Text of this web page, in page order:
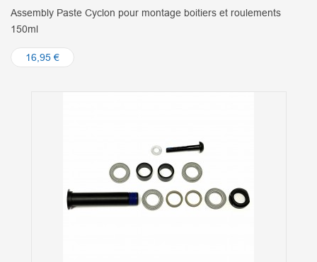
Assembly Paste Cyclon pour montage boitiers et roulements
150ml
16,95 €